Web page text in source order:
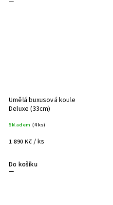
Umělá buxusová koule
Deluxe (33cm)
Skladem (4 ks)
1 890 Kč / ks
Do košíku